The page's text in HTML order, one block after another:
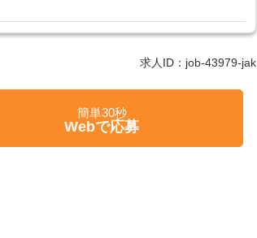
迎、主婦歓迎、主夫歓迎、曜日相談可、土日
/託児所、産休・育休あり、副業 Ｗワーク
り、昇給あり、正社員登用、資格支援交通
バイト歓迎、急募求人、初心者歓迎、学
有資格者歓迎、短時間勤務の方も歓迎、フ
り、完全週休2、研修あり、新設・オープニ
求人ID：job-43979-jak
簡単30秒
Webで応募